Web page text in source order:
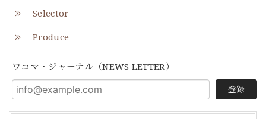
Selector
Produce
ワコマ・ジャーナル（NEWS LETTER）
登録